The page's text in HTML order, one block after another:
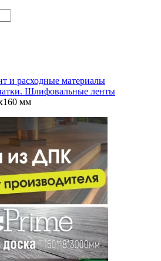
и расходные материалы
Шлифовальные ленты
мм